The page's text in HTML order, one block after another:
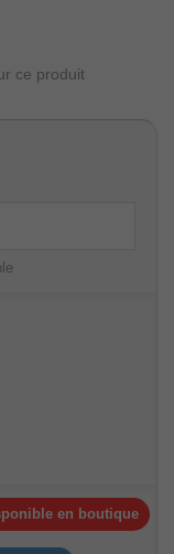
ce produit
en boutique